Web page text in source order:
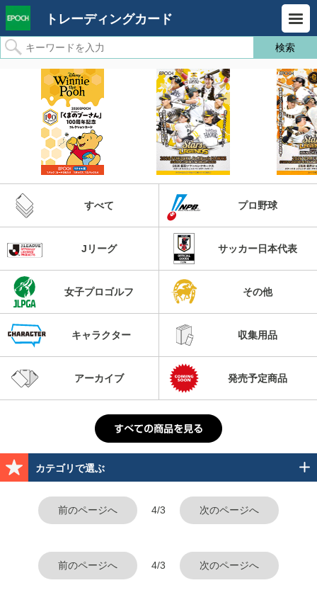
トレーディングカード
すべて プロ野球
Jリーグ サッカー日本代表
女子プロゴルフ その他
キャラクター 収集用品
アーカイブ 発売予定商品
カテゴリで選ぶ
前のページへ 4/3 次のページへ
前のページへ 4/3 次のページへ